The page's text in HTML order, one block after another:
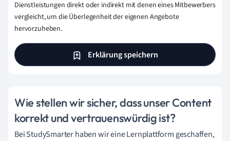
Dienstleistungen direkt oder indirekt mit denen eines Mitbewerbers
vergleicht, um die Überlegenheit der eigenen Angebote
hervorzuheben.
Erklärung speichern
Wie stellen wir sicher, dass unser Content
korrekt und vertrauenswürdig ist?
Bei StudySmarter haben wir eine Lernplattform geschaffen,